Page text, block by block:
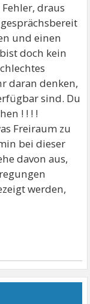
draus
und einen
doch kein
daran denken,
sind. Du
! ! ! !
Freiraum zu
bei dieser
davon aus,
werden,